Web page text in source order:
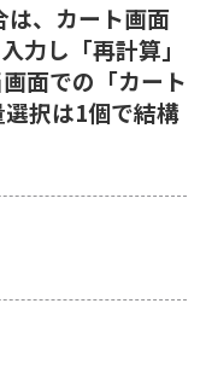
、カート画面
力し「再計算」
面での「カート
択は1個で結構